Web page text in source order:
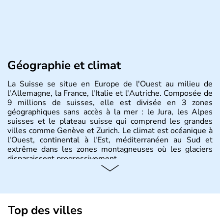
Géographie et climat
La Suisse se situe en Europe de l'Ouest au milieu de
l'Allemagne, la France, l'Italie et l'Autriche. Composée de
9 millions de suisses, elle est divisée en 3 zones
géographiques sans accès à la mer : le Jura, les Alpes
suisses et le plateau suisse qui comprend les grandes
villes comme Genève et Zurich. Le climat est océanique à
l'Ouest, continental à l'Est, méditerranéen au Sud et
extrême dans les zones montagneuses où les glaciers
disparaissent progressivement.
Le peuple Helvète est à l'origine de la fondation de la
Suisse suite à une migration forcée. En 1291, le pacte
féodal marque la naissance de la Suisse sous la forme
Top des villes